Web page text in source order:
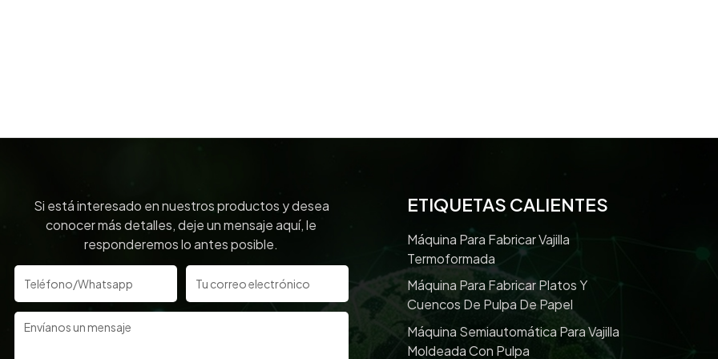
Si está interesado en nuestros productos y desea
conocer más detalles, deje un mensaje aquí, le
responderemos lo antes posible.
ETIQUETAS CALIENTES
Máquina Para Fabricar Vajilla
Termoformada
Máquina Para Fabricar Platos Y
Cuencos De Pulpa De Papel
Máquina Semiautomática Para Vajilla
Moldeada Con Pulpa